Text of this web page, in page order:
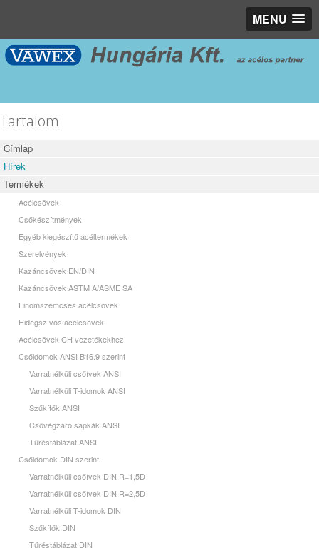
MENU
Tartalom
Címlap
Hírek
Termékek
Acélcsövek
Csőkészítmények
Egyéb kiegészítő acéltermékek
Szerelvények
Kazáncsövek EN/DIN
Kazáncsövek ASTM A/ASME SA
Finomszemcsés acélcsövek
Hidegszívós acélcsövek
Acélcsövek CH vezetékekhez
Csőidomok ANSI B16.9 szerint
Varratnélküli csőívek ANSI
Varratnélküli T-idomok ANSI
Szűkítők ANSI
Csővégzáró sapkák ANSI
Tűréstáblázat ANSI
Csőidomok DIN szerint
Varratnélküli csőívek DIN R=1,5D
Varratnélküli csőívek DIN R=2,5D
Varratnélküli T-idomok DIN
Szűkítők DIN
Tűréstáblázat DIN